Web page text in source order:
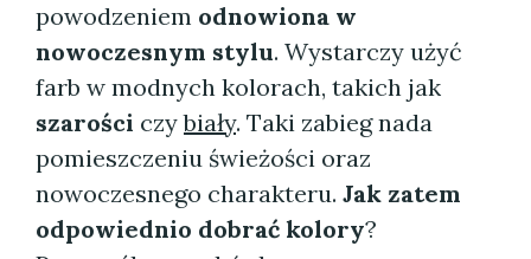
powodzeniem odnowiona w
nowoczesnym stylu. Wystarczy użyć
farb w modnych kolorach, takich jak
szarości czybiały. Taki zabieg nada
pomieszczeniu świeżości oraz
nowoczesnego charakteru. Jak zatem
odpowiednio dobrać kolory?